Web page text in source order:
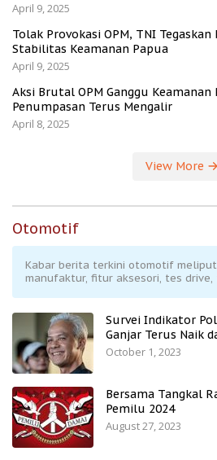
April 9, 2025
Tolak Provokasi OPM, TNI
Stabilitas Keamanan Papua
April 9, 2025
Aksi Brutal OPM Ganggu
Penumpasan Terus Mengalir
April 8, 2025
View More
Otomotif
Kabar berita terkini otomotif
manufaktur, fitur aksesori, tes
Survei Indikator
Ganjar Terus Naik
October 1, 2023
Bersama Tangkal
Pemilu 2024
August 27, 2023